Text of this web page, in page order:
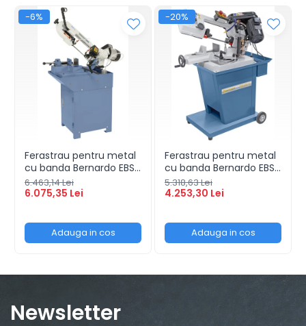
-6%
Ferastrau pentru metal
cu banda Bernardo EBS
150 GC
6.463,14 Lei
6.075,35 Lei
Adauga in cos
-20%
Ferastrau pentru metal
cu banda Bernardo EBS
128 CL - 230 V
5.318,63 Lei
4.253,30 Lei
Adauga in cos
Newsletter